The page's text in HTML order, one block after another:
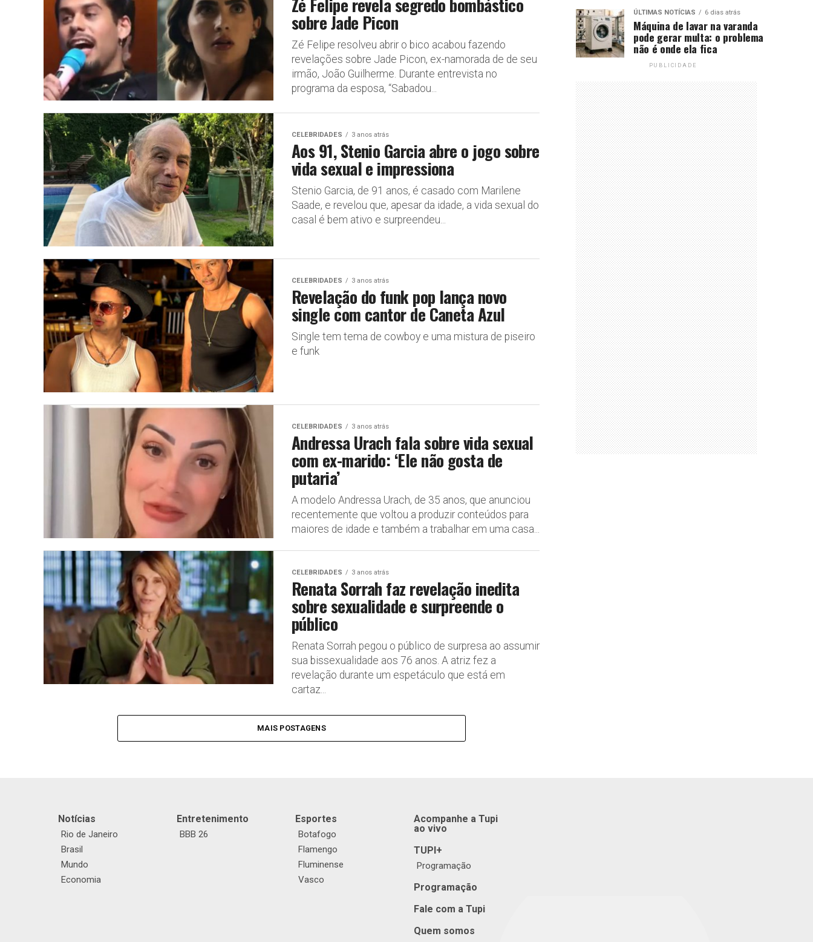
sobre Jade Picon
Zé Felipe resolveu abrir o bico acabou fazendo
revelações sobre Jade Picon, ex-namorada de de seu
irmão, João Guilherme. Durante entrevista no
programa da esposa, “Sabadou...
CELEBRIDADES 3 anos atrás
Aos 91, Stenio Garcia abre o jogo sobre
vida sexual e impressiona
Stenio Garcia, de 91 anos, é casado com Marilene
Saade, e revelou que, apesar da idade, a vida sexual do
casal é bem ativo e surpreendeu...
CELEBRIDADES 3 anos atrás
Revelação do funk pop lança novo
single com cantor de Caneta Azul
Single tem tema de cowboy e uma mistura de piseiro
e funk
CELEBRIDADES 3 anos atrás
Andressa Urach fala sobre vida sexual
com ex-marido: ‘Ele não gosta de
putaria’
A modelo Andressa Urach, de 35 anos, que anunciou
recentemente que voltou a produzir conteúdos para
maiores de idade e também a trabalhar em uma casa...
CELEBRIDADES 3 anos atrás
Renata Sorrah faz revelação inedita
sobre sexualidade e surpreende o
público
Renata Sorrah pegou o público de surpresa ao assumir
sua bissexualidade aos 76 anos. A atriz fez a
revelação durante um espetáculo que está em
cartaz...
MAIS POSTAGENS
ÚLTIMAS NOTÍCIAS 6 dias atrás
Máquina de lavar na varanda
pode gerar multa: o problema
não é onde ela fica
PUBLICIDADE
Notícias
Rio de Janeiro
Brasil
Mundo
Economia
Entretenimento
BBB 26
Esportes
Botafogo
Flamengo
Fluminense
Vasco
Acompanhe a Tupi
ao vivo
TUPI+
Programação
Programação
Fale com a Tupi
Quem somos